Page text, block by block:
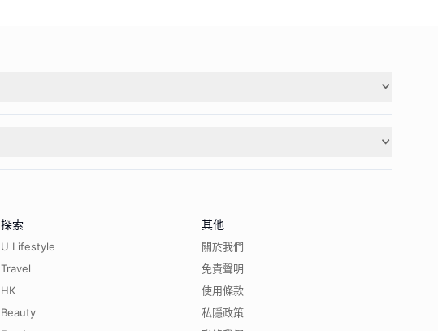
探索
U Lifestyle
Travel
HK
Beauty
其他
關於我們
免責聲明
使用條款
私隱政策